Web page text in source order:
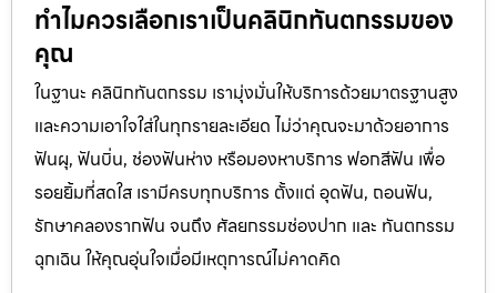
ทำไมควรเลือกเราเป็นคลินิกทันตกรรมของ
คุณ
ในฐานะ คลินิกทันตกรรม เรามุ่งมั่นให้บริการด้วยมาตรฐานสูง
และความเอาใจใส่ในทุกรายละเอียด ไม่ว่าคุณจะมาด้วยอาการ
ฟันผุ, ฟันบิ่น, ช่องฟันห่าง หรือมองหาบริการ ฟอกสีฟัน เพื่อ
รอยยิ้มที่สดใส เรามีครบทุกบริการ ตั้งแต่ อุดฟัน, ถอนฟัน,
รักษาคลองรากฟัน จนถึง ศัลยกรรมช่องปาก และ ทันตกรรม
ฉุกเฉิน ให้คุณอุ่นใจเมื่อมีเหตุการณ์ไม่คาดคิด